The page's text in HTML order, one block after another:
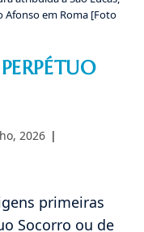
Afonso em Roma [Foto
2026
primeiras
Socorro ou de